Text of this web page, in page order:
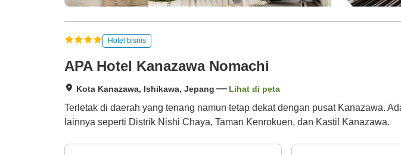
Hotel bisnis
APA Hotel Kanazawa Nomachi
Kota Kanazawa, Ishikawa, Jepang Lihat di peta
Terletak di daerah yang tenang namun tetap dekat dengan pusat Kanazawa.
lainnya seperti Distrik Nishi Chaya, Taman Kenrokuen, dan Kastil Kanazawa.